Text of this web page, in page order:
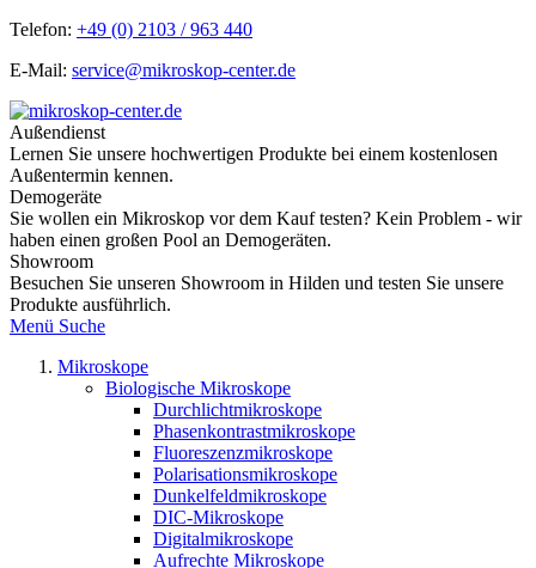
Telefon: +49 (0) 2103 / 963 440
E-Mail: service@mikroskop-center.de
Außendienst
Lernen Sie unsere hochwertigen Produkte bei einem kostenlosen
Außentermin kennen.
Demogeräte
Sie wollen ein Mikroskop vor dem Kauf testen? Kein Problem - wir
haben einen großen Pool an Demogeräten.
Showroom
Besuchen Sie unseren Showroom in Hilden und testen Sie unsere
Produkte ausführlich.
Menü Suche
Mikroskope
Biologische Mikroskope
Durchlichtmikroskope
Phasenkontrastmikroskope
Fluoreszenzmikroskope
Polarisationsmikroskope
Dunkelfeldmikroskope
DIC-Mikroskope
Digitalmikroskope
Aufrechte Mikroskope